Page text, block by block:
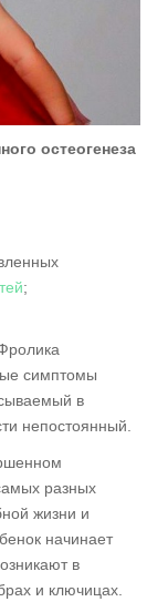
остеогенеза
;
симптомы
в
непостоянный.
разных
жизни и
начинает
в
и ключицах.